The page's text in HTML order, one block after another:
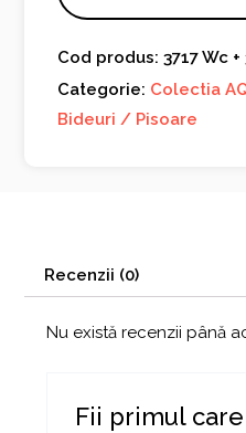
Cod produs: 3717 Wc
Categorie: Colectia
Bideuri / Pisoare
Recenzii (0)
Nu există recenzii până
Fii primul